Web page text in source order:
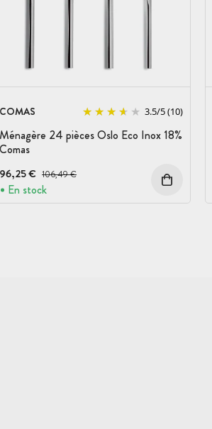
COMAS 3.5/5(10)
Ménagère 24 pièces Oslo Eco Inox 18%
Comas
96,25 € Prix avant réduction :
106,49 €
En stock